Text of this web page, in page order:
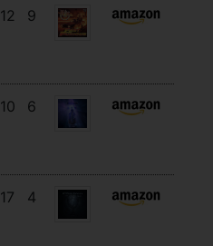
12 9
10 6
17 4